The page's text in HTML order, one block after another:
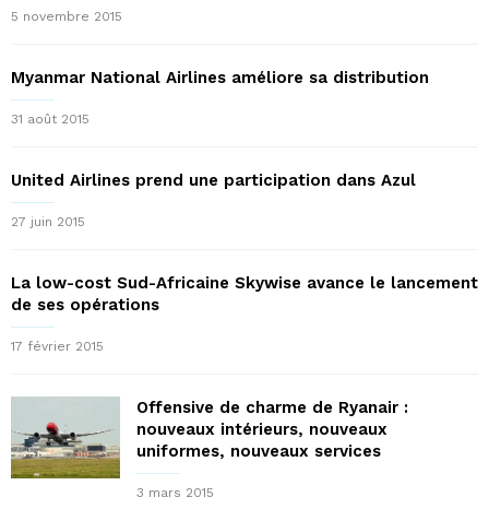
5 novembre 2015
Myanmar National Airlines améliore sa distribution
31 août 2015
United Airlines prend une participation dans Azul
27 juin 2015
La low-cost Sud-Africaine Skywise avance le lancement
de ses opérations
17 février 2015
Offensive de charme de Ryanair :
nouveaux intérieurs, nouveaux
uniformes, nouveaux services
3 mars 2015